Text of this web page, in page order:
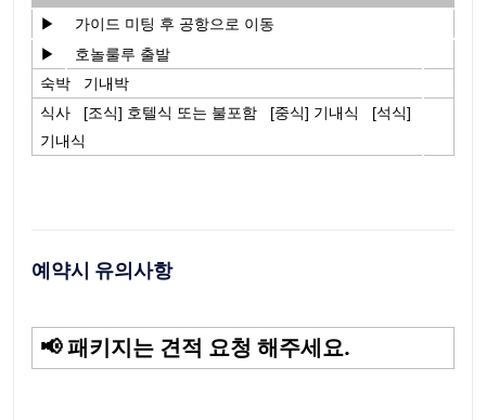
▶
가이드 미팅 후 공항으로 이동
▶
호놀룰루 출발
숙박 기내박
식사 [조식] 호텔식 또는 불포함 [중식] 기내식 [석식]
기내식
예약시 유의사항
📢 패키지는 견적 요청 해주세요.